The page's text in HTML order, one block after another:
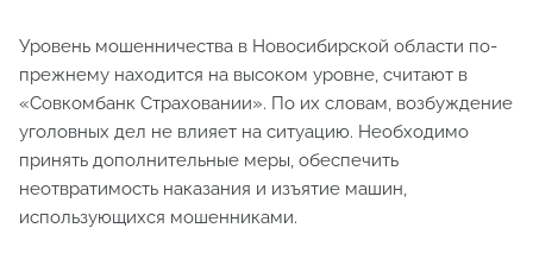
Уровень мошенничества в Новосибирской области по-
прежнему находится на высоком уровне, считают в
«Совкомбанк Страховании». По их словам, возбуждение
уголовных дел не влияет на ситуацию. Необходимо
принять дополнительные меры, обеспечить
неотвратимость наказания и изъятие машин,
использующихся мошенниками.